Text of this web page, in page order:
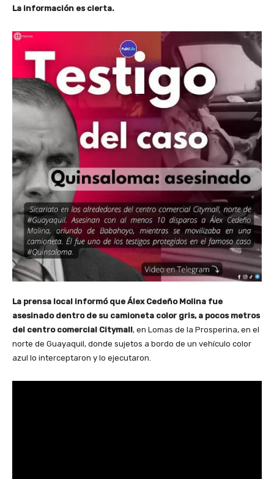
La información es cierta.
La prensa local informó que Álex Cedeño Molina fue
asesinado dentro de su camioneta color gris, a pocos metros
del centro comercial Citymall, en Lomas de la Prosperina, en el
norte de Guayaquil, donde sujetos a bordo de un vehículo color
azul lo interceptaron y lo ejecutaron.